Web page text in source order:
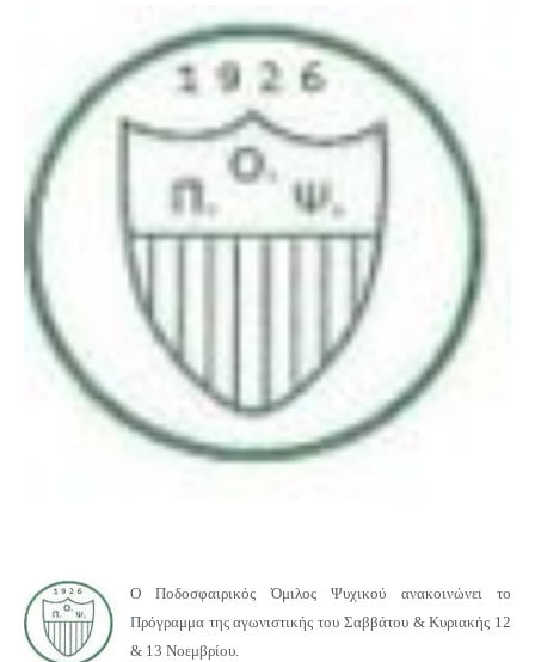
Ο Ποδοσφαιρικός Όμιλος Ψυχικού ανακοινώνει το
Πρόγραμμα της αγωνιστικής του Σαββάτου & Κυριακής 12
& 13 Νοεμβρίου.